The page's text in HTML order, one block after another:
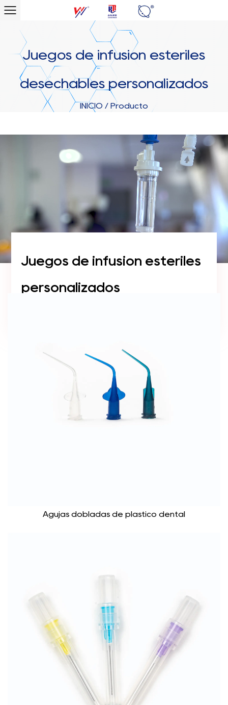
Juegos de infusión estériles
desechables personalizados
INICIO / Producto
Juegos de infusión estériles
personalizados
Agujas dobladas de plástico dental